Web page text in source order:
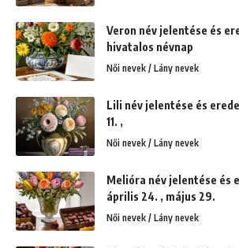
Veron név jelentése és
hivatalos névnap
Női nevek / Lány nevek
Lili név jelentése és
11. ,
Női nevek / Lány nevek
Melióra név jelentése és
április 24. , május 29.
Női nevek / Lány nevek